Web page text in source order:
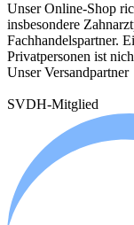
Unser Online-Shop
insbesondere
Fachhandelspartner.
Privatpersonen ist
Unser Versandpartner
SVDH-Mitglied